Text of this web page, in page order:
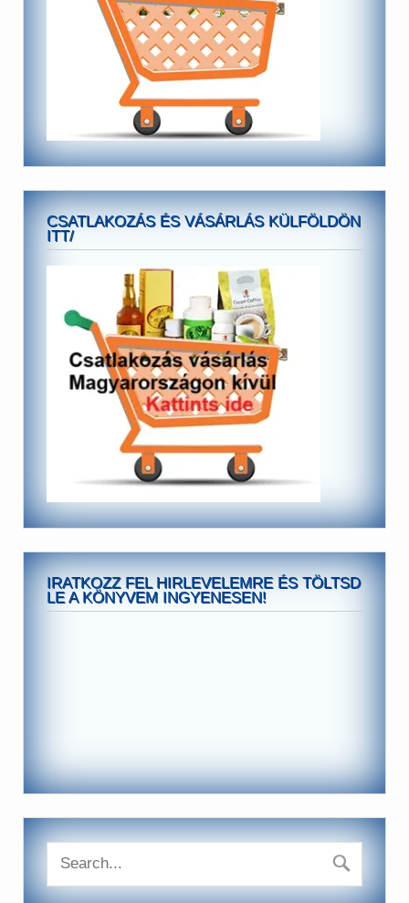
CSATLAKOZÁS ÉS VÁSÁRLÁS KÜLFÖLDÖN
ITT/
IRATKOZZ FEL HIRLEVELEMRE ÉS TÖLTSD
LE A KÖNYVEM INGYENESEN!